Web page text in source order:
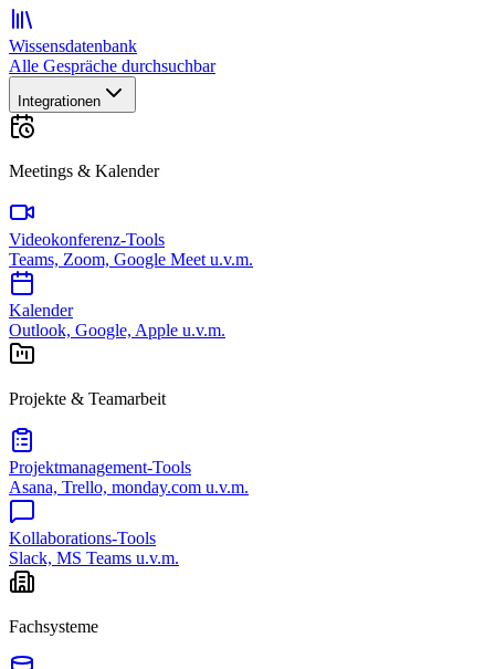
Wissensdatenbank
Alle Gespräche durchsuchbar
Integrationen
Meetings & Kalender
Videokonferenz-Tools
Teams, Zoom, Google Meet u.v.m.
Kalender
Outlook, Google, Apple u.v.m.
Projekte & Teamarbeit
Projektmanagement-Tools
Asana, Trello, monday.com u.v.m.
Kollaborations-Tools
Slack, MS Teams u.v.m.
Fachsysteme